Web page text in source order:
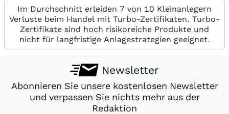
Im Durchschnitt erleiden 7 von 10 Kleinanlegern
Verluste beim Handel mit Turbo-Zertifikaten. Turbo-
Zertifikate sind hoch risikoreiche Produkte und
nicht für langfristige Anlagestrategien geeignet.
Newsletter
Abonnieren Sie unsere kostenlosen Newsletter
und verpassen Sie nichts mehr aus der
Redaktion